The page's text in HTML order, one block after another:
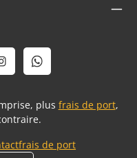
plus frais de port,
frais de port